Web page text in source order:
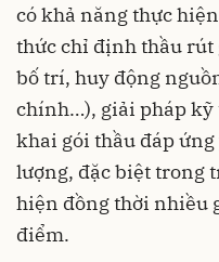
có khả năng thực
thức chỉ định thầu rút
bố trí, huy động
chính…), giải pháp kỹ
khai gói thầu đáp
lượng, đặc biệt trong
hiện đồng thời nhiều
điểm.